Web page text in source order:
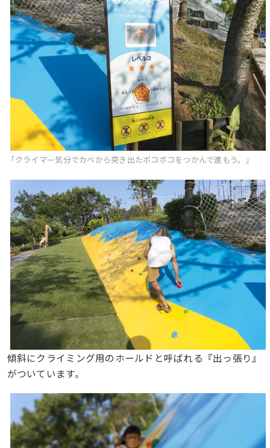
「クライマー気分でカベから突き出たボコボコをつかんで進もう。」
傾斜にクライミング用のホールドと呼ばれる『出っ張り』
がついています。